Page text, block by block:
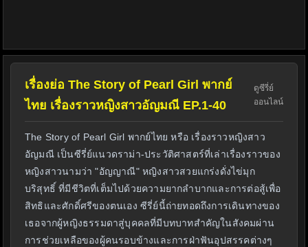
เรื่องย่อ The Story of Pearl Girl พากย์
ไทย เรื่องราวหญิงสาวอัญมณี EP.1-40
ดูซีรี่ย์
ออนไลน์
The Story of Pearl Girl พากย์ไทย หรือ เรื่องราวหญิงสาว
อัญมณี เป็นซีรี่ย์แนวดราม่า-ประวัติศาสตร์ที่เล่าเรื่องราวของ
หญิงสาวนามว่า "อัญญาณี" หญิงสาวสวยแกร่งดั่งไข่มุก
บริสุทธิ์ ที่มีชีวิตที่เต็มไปด้วยความยากลำบากและการต่อสู้เพื่อ
สิทธิและศักดิ์ศรีของตนเอง ซีรี่ย์นี้ถ่ายทอดถึงการเดินทางของ
เธอจากผู้หญิงธรรมดาสู่บุคคลที่มีบทบาทสำคัญในสังคมผ่าน
การช่วยเหลือของผู้คนรอบข้างและการฝ่าฟันอุปสรรคต่างๆ